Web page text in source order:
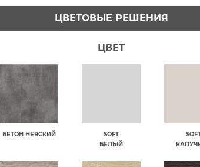
ЦВЕТОВЫЕ РЕШЕНИЯ
ЦВЕТ
БЕТОН НЕВСКИЙ
SOFT
БЕЛЫЙ